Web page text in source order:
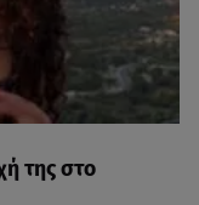
της στο